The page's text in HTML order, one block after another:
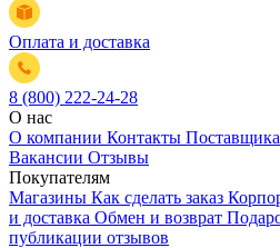
Оплата и доставка
8 (800) 222-24-28
О нас
О компании Контакты
Вакансии Отзывы
Покупателям
Магазины Как сделать заказ
и доставка Обмен и возврат
публикации отзывов